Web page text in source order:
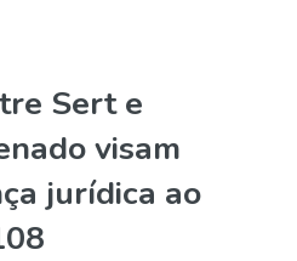
Sert e
visam
jurídica ao